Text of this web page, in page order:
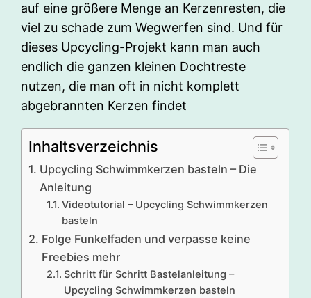
auf eine größere Menge an Kerzenresten, die
viel zu schade zum Wegwerfen sind. Und für
dieses Upcycling-Projekt kann man auch
endlich die ganzen kleinen Dochtreste
nutzen, die man oft in nicht komplett
abgebrannten Kerzen findet
Inhaltsverzeichnis
Upcycling Schwimmkerzen basteln – Die
Anleitung
Videotutorial – Upcycling Schwimmkerzen
basteln
Folge Funkelfaden und verpasse keine
Freebies mehr
Schritt für Schritt Bastelanleitung –
Upcycling Schwimmkerzen basteln